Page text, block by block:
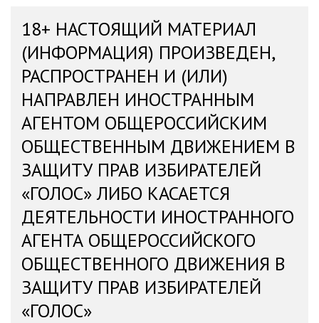
18+ НАСТОЯЩИЙ МАТЕРИАЛ
(ИНФОРМАЦИЯ) ПРОИЗВЕДЕН,
РАСПРОСТРАНЕН И (ИЛИ)
НАПРАВЛЕН ИНОСТРАННЫМ
АГЕНТОМ ОБЩЕРОССИЙСКИМ
ОБЩЕСТВЕННЫМ ДВИЖЕНИЕМ В
ЗАЩИТУ ПРАВ ИЗБИРАТЕЛЕЙ
«ГОЛОС» ЛИБО КАСАЕТСЯ
ДЕЯТЕЛЬНОСТИ ИНОСТРАННОГО
АГЕНТА ОБЩЕРОССИЙСКОГО
ОБЩЕСТВЕННОГО ДВИЖЕНИЯ В
ЗАЩИТУ ПРАВ ИЗБИРАТЕЛЕЙ
«ГОЛОС»